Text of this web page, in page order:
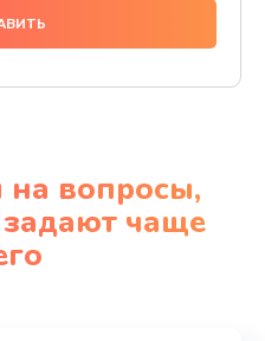
руб.
чистка
вопросы,
чаще